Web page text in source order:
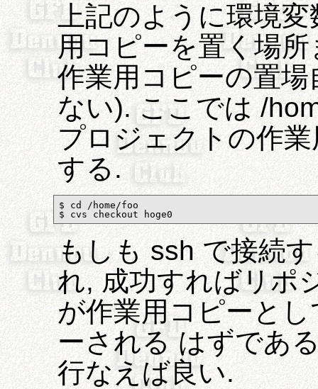
上記のように環境
用コピーを置く場
作業用コピーの置
ない). ここでは /
プロジェクトの作
する.
$ cd /home/foo
$ cvs checkout hoge0
もしも ssh で接続
れ, 成功すればリポ
が作業用コピーと
ーされる はずであ
行なえば良い.